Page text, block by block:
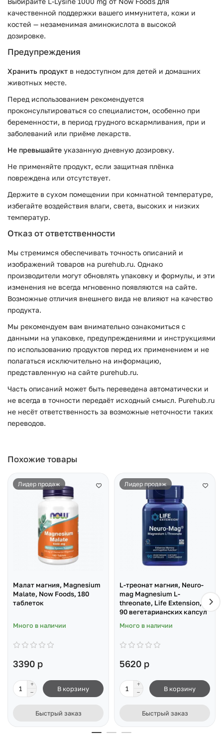
качественной поддержки вашего иммунитета, кожи и
костей — незаменимая аминокислота в высокой
дозировке.
Предупреждения
Хранить продукт в недоступном для детей и домашних
животных месте.
Перед использованием рекомендуется
проконсультироваться со специалистом, особенно при
беременности, в период грудного вскармливания, при и
заболеваний или приёме лекарств.
Не превышайте указанную дневную дозировку.
Не применяйте продукт, если защитная плёнка
повреждена или отсутствует.
Держите в сухом помещении при комнатной температуре,
избегайте воздействия влаги, света, высоких и низких
температур.
Отказ от ответственности
Мы стремимся обеспечивать точность описаний и
изображений товаров на purehub.ru. Однако
производители могут обновлять упаковку и формулы, и эти
изменения не всегда мгновенно появляются на сайте.
Возможные отличия внешнего вида не влияют на качество
продукта.
Мы рекомендуем вам внимательно ознакомиться с
данными на упаковке, предупреждениями и инструкциями
по использованию продуктов перед их применением и не
полагаться исключительно на информацию,
представленную на сайте purehub.ru.
Часть описаний может быть переведена автоматически и
не всегда в точности передаёт исходный смысл. Purehub.ru
не несёт ответственность за возможные неточности таких
переводов.
Похожие товары
Лидер продаж
Малат магния, Magnesium
Malate, Now Foods, 180
таблеток
Много в наличии
3390 р
В корзину
Быстрый заказ
Лидер продаж
L-треонат магния, Neuro-
mag Magnesium L-
threonate, Life Extension,
90 вегетарианских капсул
Много в наличии
5620 р
В корзину
Быстрый заказ